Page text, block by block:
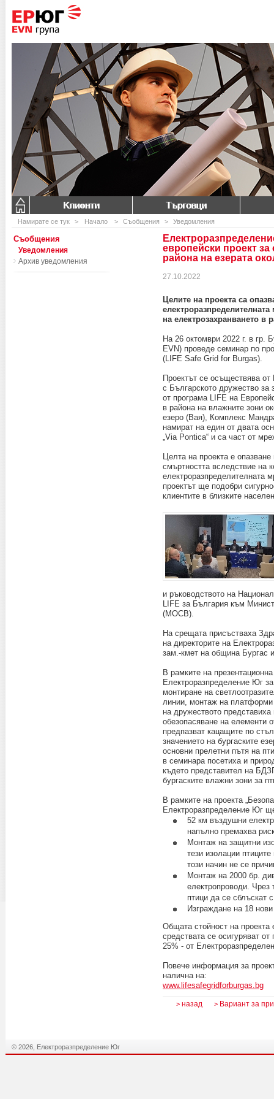
Клиенти Търговци
Намирате се тук > Начало > Съобщения > Уведомления
европейски проект
района на езерата
27.10.2022
Целите на проекта са
на електрозахранването в
На 26 октомври 2022 г. в гр.
EVN) проведе семинар по
(LIFE Safe Grid for Burgas).
Проектът се осъществява
с Българското дружество
от програма LIFE на
в района на влажните зони
езеро (Вая), Комплекс
намират на един от двата
„Via Pontica“ и са част от
Целта на проекта е
смъртността вследствие на
електроразпределителната
проектът ще подобри
клиентите в близките
и ръководството на
LIFE за България към
(МОСВ).
На срещата присъстваха
на директорите на
зам.-кмет на община Бургас
В рамките на
Електроразпределение Юг
монтиране на
линии, монтаж на платформи
на дружеството представиха
обезопасяване на елементи
предпазват кацащите по
значението на бургаските
основни прелетни пътя на
в семинара посетиха и
където представител на
бургаските влажни зони за
В рамките на проекта
Електроразпределение Юг
52 км въздушни
напълно премахва
Монтаж на защитни
тези изолации
този начин не се
Монтаж на 2000 бр.
електропроводи. Чрез
птици да се сблъскат
Изграждане на 18
Общата стойност на проекта
средствата се осигуряват
25% - от
Повече информация за
налична на:
www.lifesafegridforburgas.bg
> назад > Вариант за
Съобщения
Уведомления
Архив уведомления
© 2026, Електроразпределение Юг